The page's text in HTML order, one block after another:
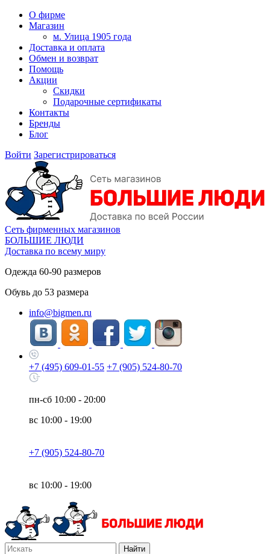
О фирме
Магазин
м. Улица 1905 года
Доставка и оплата
Обмен и возврат
Помощь
Акции
Скидки
Подарочные сертификаты
Контакты
Бренды
Блог
Войти Зарегистрироваться
Сеть фирменных магазинов
БОЛЬШИЕ ЛЮДИ
Доставка по всему миру
Одежда 60-90 размеров
Обувь до 53 размера
info@bigmen.ru
+7 (495) 609-01-55 +7 (905) 524-80-70
пн-сб 10:00 - 20:00
вс 10:00 - 19:00
+7 (905) 524-80-70
вс 10:00 - 19:00
Найти